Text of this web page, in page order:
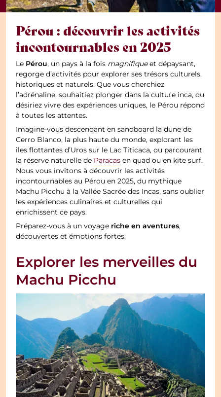
Pérou : découvrir les activités
incontournables en 2025
Le Pérou, un pays à la fois magnifiqueet dépaysant,
regorge d’activités pour explorer ses trésors culturels,
historiques et naturels. Que vous cherchiez
l’adrénaline, souhaitiez plonger dans la culture inca, ou
désiriez vivre des expériences uniques, le Pérou répond
à toutes les attentes.
Imagine-vous descendant en sandboard la dune de
Cerro Blanco, la plus haute du monde, explorant les
îles flottantes d’Uros sur le Lac Titicaca, ou parcourant
la réserve naturelle de Paracas en quad ou en kite surf.
Nous vous invitons à découvrir les activités
incontournables au Pérou en 2025, du mythique
Machu Picchu à la Vallée Sacrée des Incas, sans oublier
les expériences culinaires et culturelles qui
enrichissent ce pays.
Préparez-vous à un voyage riche en aventures,
découvertes et émotions fortes.
Explorer les merveilles du
Machu Picchu